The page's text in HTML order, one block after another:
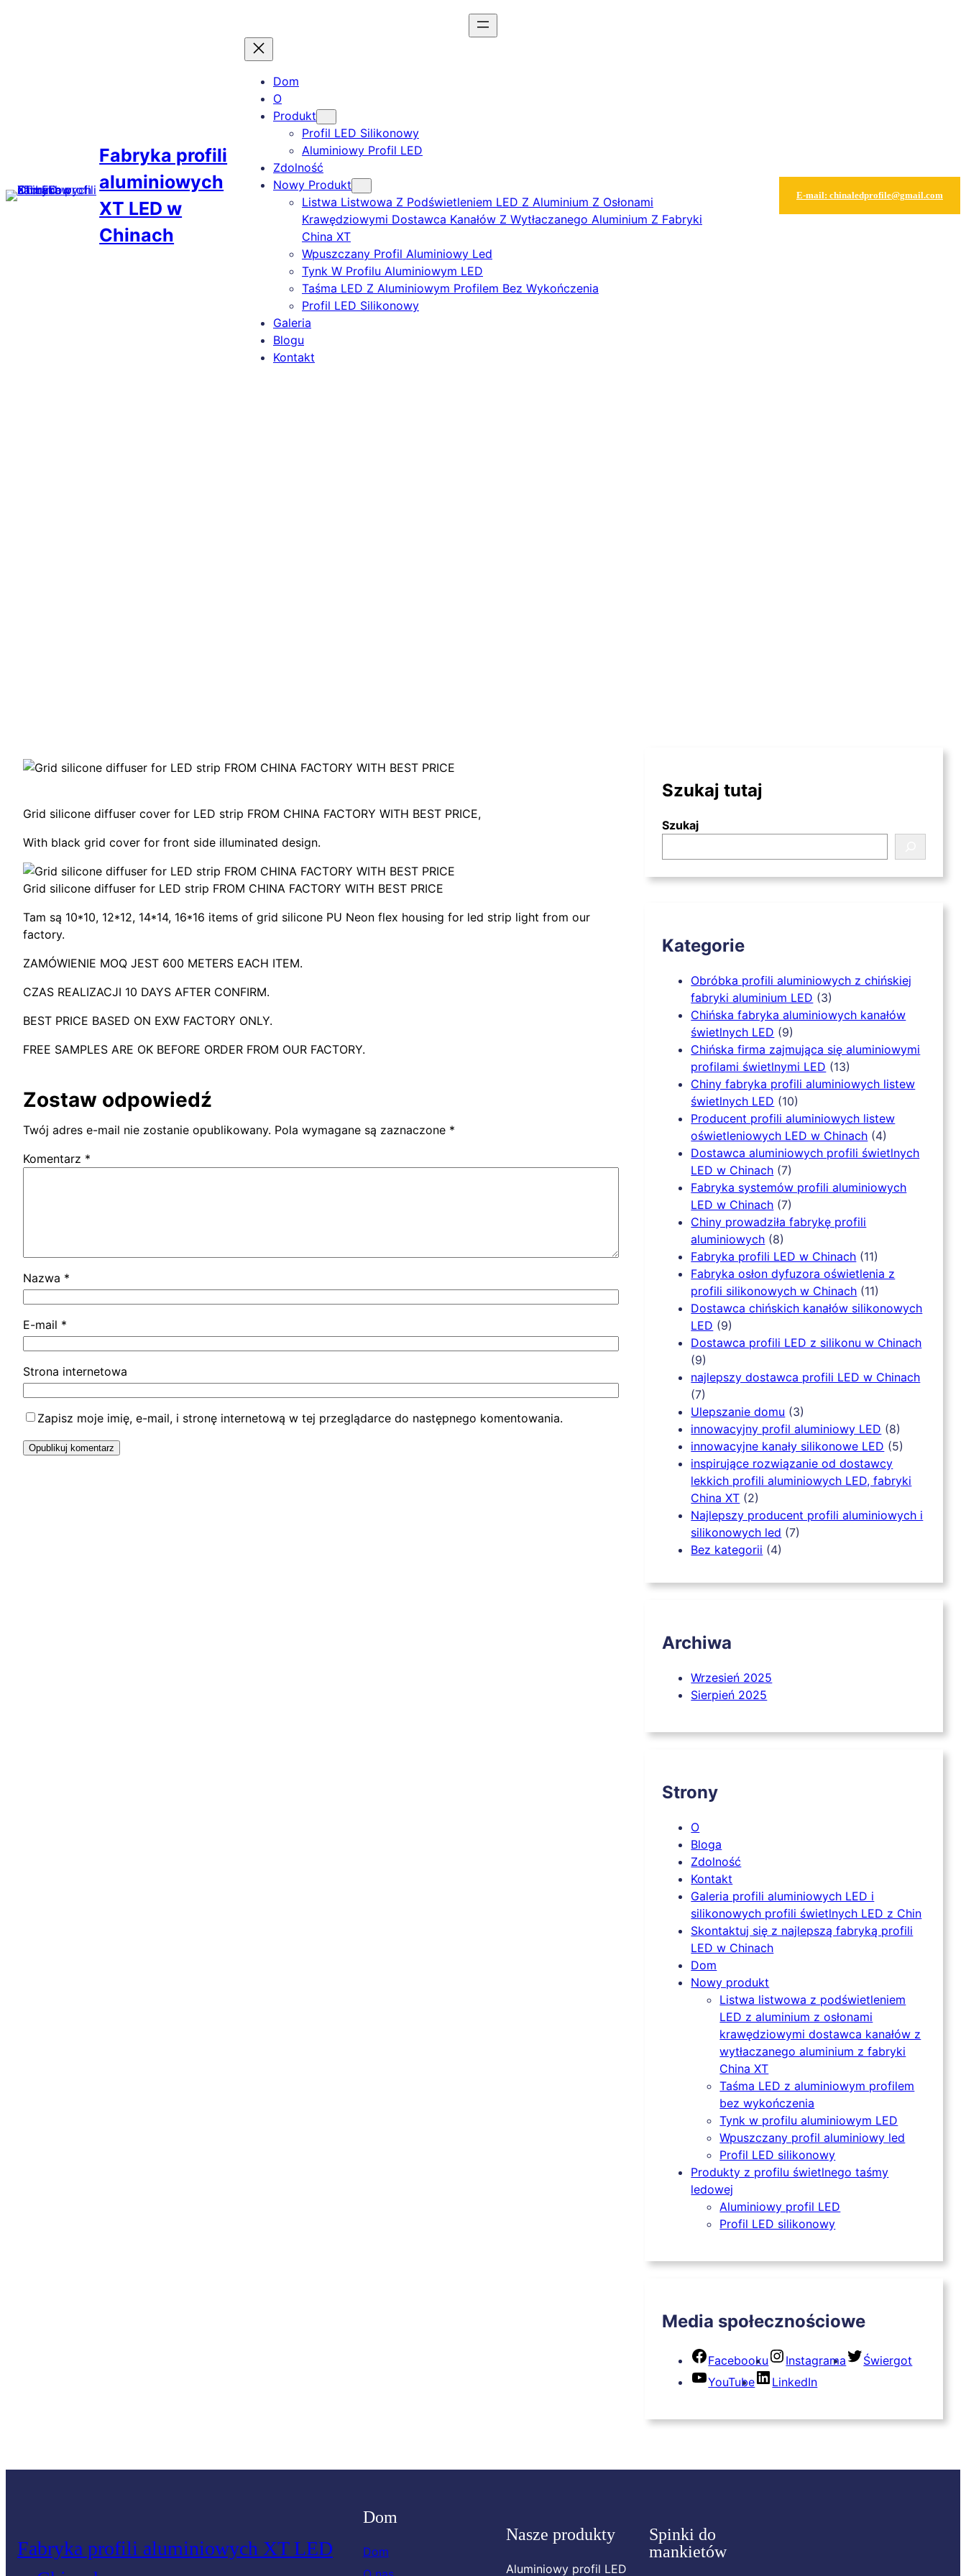
Fabryka profili
aluminiowych
XT LED w
Chinach
Dom
O
Produkt
Profil LED Silikonowy
Aluminiowy Profil LED
Zdolność
Nowy Produkt
Listwa Listwowa Z Podświetleniem LED Z Aluminium Z Osłonami
Krawędziowymi Dostawca Kanałów Z Wytłaczanego Aluminium Z Fabryki
China XT
Wpuszczany Profil Aluminiowy Led
Tynk W Profilu Aluminiowym LED
Taśma LED Z Aluminiowym Profilem Bez Wykończenia
Profil LED Silikonowy
Galeria
Blogu
Kontakt
E-mail: chinaledprofile@gmail.com
Grid silicone diffuser cover for LED strip FROM CHINA FACTORY WITH BEST PRICE,
With black grid cover for front side illuminated design.
Grid silicone diffuser for LED strip FROM CHINA FACTORY WITH BEST PRICE
Tam są 10*10, 12*12, 14*14, 16*16 items of grid silicone PU Neon flex housing for led strip light from our
factory.
ZAMÓWIENIE MOQ JEST 600 METERS EACH ITEM.
CZAS REALIZACJI 10 DAYS AFTER CONFIRM.
BEST PRICE BASED ON EXW FACTORY ONLY.
FREE SAMPLES ARE OK BEFORE ORDER FROM OUR FACTORY.
Zostaw odpowiedź
Twój adres e-mail nie zostanie opublikowany. Pola wymagane są zaznaczone *
Komentarz *
Nazwa *
E-mail *
Strona internetowa
Zapisz moje imię, e-mail, i stronę internetową w tej przeglądarce do następnego komentowania.
Szukaj tutaj
Szukaj
Kategorie
Obróbka profili aluminiowych z chińskiej
fabryki aluminium LED (3)
Chińska fabryka aluminiowych kanałów
świetlnych LED (9)
Chińska firma zajmująca się aluminiowymi
profilami świetlnymi LED (13)
Chiny fabryka profili aluminiowych listew
świetlnych LED (10)
Producent profili aluminiowych listew
oświetleniowych LED w Chinach (4)
Dostawca aluminiowych profili świetlnych
LED w Chinach (7)
Fabryka systemów profili aluminiowych
LED w Chinach (7)
Chiny prowadziła fabrykę profili
aluminiowych (8)
Fabryka profili LED w Chinach (11)
Fabryka osłon dyfuzora oświetlenia z
profili silikonowych w Chinach (11)
Dostawca chińskich kanałów silikonowych
LED (9)
Dostawca profili LED z silikonu w Chinach
(9)
najlepszy dostawca profili LED w Chinach
(7)
Ulepszanie domu (3)
innowacyjny profil aluminiowy LED (8)
innowacyjne kanały silikonowe LED (5)
inspirujące rozwiązanie od dostawcy
lekkich profili aluminiowych LED, fabryki
China XT (2)
Najlepszy producent profili aluminiowych i
silikonowych led (7)
Bez kategorii (4)
Archiwa
Wrzesień 2025
Sierpień 2025
Strony
O
Bloga
Zdolność
Kontakt
Galeria profili aluminiowych LED i
silikonowych profili świetlnych LED z Chin
Skontaktuj się z najlepszą fabryką profili
LED w Chinach
Dom
Nowy produkt
Listwa listwowa z podświetleniem
LED z aluminium z osłonami
krawędziowymi dostawca kanałów z
wytłaczanego aluminium z fabryki
China XT
Taśma LED z aluminiowym profilem
bez wykończenia
Tynk w profilu aluminiowym LED
Wpuszczany profil aluminiowy led
Profil LED silikonowy
Produkty z profilu świetlnego taśmy
ledowej
Aluminiowy profil LED
Profil LED silikonowy
Media społecznościowe
Facebooku Instagrama
Świergot
YouTube
LinkedIn
Fabryka profili aluminiowych XT LED
Dom
Dom
Nasze produkty
Aluminiowy profil LED
Spinki do
mankietów